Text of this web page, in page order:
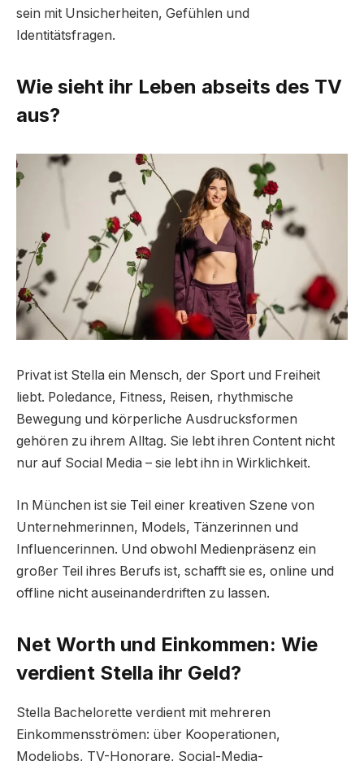
sein mit Unsicherheiten, Gefühlen und
Identitätsfragen.
Wie sieht ihr Leben abseits des TV
aus?
Privat ist Stella ein Mensch, der Sport und Freiheit
liebt. Poledance, Fitness, Reisen, rhythmische
Bewegung und körperliche Ausdrucksformen
gehören zu ihrem Alltag. Sie lebt ihren Content nicht
nur auf Social Media – sie lebt ihn in Wirklichkeit.
In München ist sie Teil einer kreativen Szene von
Unternehmerinnen, Models, Tänzerinnen und
Influencerinnen. Und obwohl Medienpräsenz ein
großer Teil ihres Berufs ist, schafft sie es, online und
offline nicht auseinanderdriften zu lassen.
Net Worth und Einkommen: Wie
verdient Stella ihr Geld?
Stella Bachelorette verdient mit mehreren
Einkommensströmen: über Kooperationen,
Modeljobs, TV-Honorare, Social-Media-